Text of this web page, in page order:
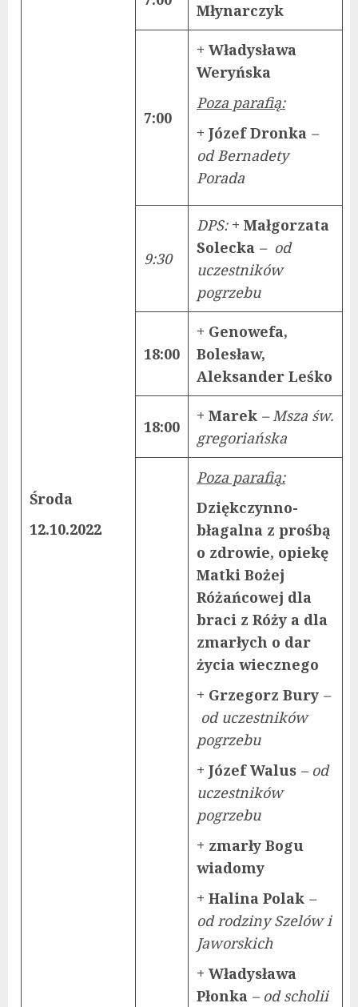
Środa
12.10.2022
Młynarczyk
7:00
+ Władysława
Weryńska
Poza parafią:
+ Józef Dronka –
od Bernadety
Porada
9:30
DPS: + Małgorzata
Solecka – od
uczestników
pogrzebu
18:00
+ Genowefa,
Bolesław,
Aleksander Leśko
18:00
+ Marek – Msza św.
gregoriańska
Poza parafią:
Dziękczynno-
błagalna z prośbą
o zdrowie, opiekę
Matki Bożej
Różańcowej dla
braci z Róży a dla
zmarłych o dar
życia wiecznego
+ Grzegorz Bury –
od uczestników
pogrzebu
+ Józef Walus – od
uczestników
pogrzebu
+ zmarły Bogu
wiadomy
+ Halina Polak –
od rodziny Szelów i
Jaworskich
+ Władysława
Płonka – od scholii